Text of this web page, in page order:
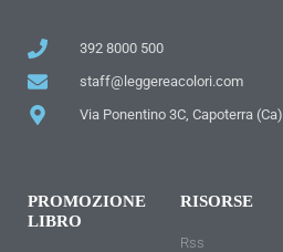
392 8000 500
staff@leggereacolori.com
Via Ponentino 3C, Capoterra (Ca)
PROMOZIONE
LIBRO
RISORSE
Rss